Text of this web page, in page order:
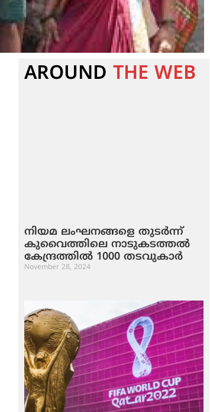
AROUND THE WEB
നിയമ ലംഘനങ്ങളെ തുടർന്ന്
കുവൈത്തിലെ നാടുകടത്തല്‍
കേന്ദ്രത്തില്‍ 1000 തടവുകാർ
November 28, 2024